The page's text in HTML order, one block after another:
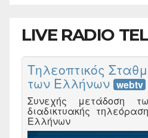
LIVE RADIO